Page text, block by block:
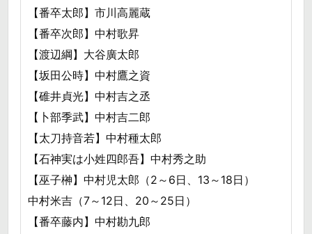
【番卒太郎】市川高麗蔵
【番卒次郎】中村歌昇
【渡辺綱】大谷廣太郎
【坂田公時】中村鷹之資
【碓井貞光】中村吉之丞
【卜部季武】中村吉二郎
【太刀持音若】中村種太郎
【石神実は小姓四郎吾】中村秀之助
【巫子榊】中村児太郎（2～6日、13～18日）
中村米吉（7～12日、20～25日）
【番卒藤内】中村勘九郎